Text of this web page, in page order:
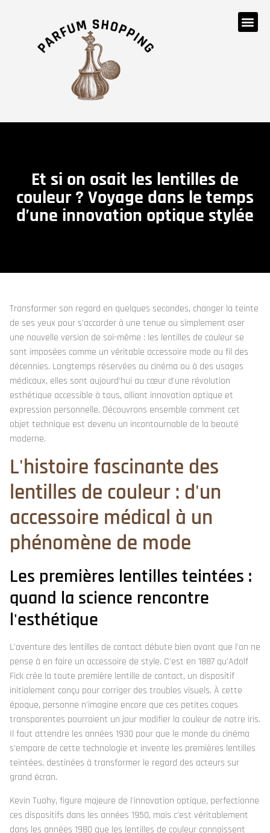
Et si on osait les lentilles de
couleur ? Voyage dans le temps
d’une innovation optique stylée
Transformer son regard en quelques secondes, changer la teinte
de ses yeux pour s'accorder à une tenue ou simplement oser
une nouvelle version de soi-même : les lentilles de couleur se
sont imposées comme un véritable accessoire mode au fil des
décennies. Longtemps réservées au cinéma ou à des usages
médicaux, elles sont aujourd'hui au cœur d'une révolution
esthétique accessible à tous, alliant innovation optique et
expression personnelle. Découvrons ensemble comment cet
objet technique est devenu un incontournable de la beauté
moderne.
L'histoire fascinante des
lentilles de couleur : d'un
accessoire médical à un
phénomène de mode
Les premières lentilles teintées :
quand la science rencontre
l'esthétique
L'aventure des lentilles de contact débute bien avant que l'on ne
pense à en faire un accessoire de style. C'est en 1887 qu'Adolf
Fick crée la toute première lentille de contact, un dispositif
initialement conçu pour corriger des troubles visuels. À cette
époque, personne n'imagine encore que ces petites coques
transparentes pourraient un jour modifier la couleur de notre iris.
Il faut attendre les années 1930 pour que le monde du cinéma
s'empare de cette technologie et invente les premières lentilles
teintées, destinées à transformer le regard des acteurs sur
grand écran.
Kevin Tuohy, figure majeure de l'innovation optique, perfectionne
ces dispositifs dans les années 1950, mais c'est véritablement
dans les années 1980 que les lentilles de couleur connaissent